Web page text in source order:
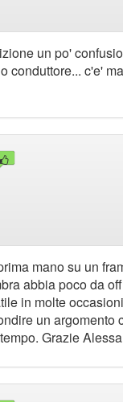
un po'
conduttore... c'e'
mano su un
abbia poco da
in molte
un argomento
Grazie